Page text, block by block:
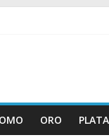
ORO PLATA